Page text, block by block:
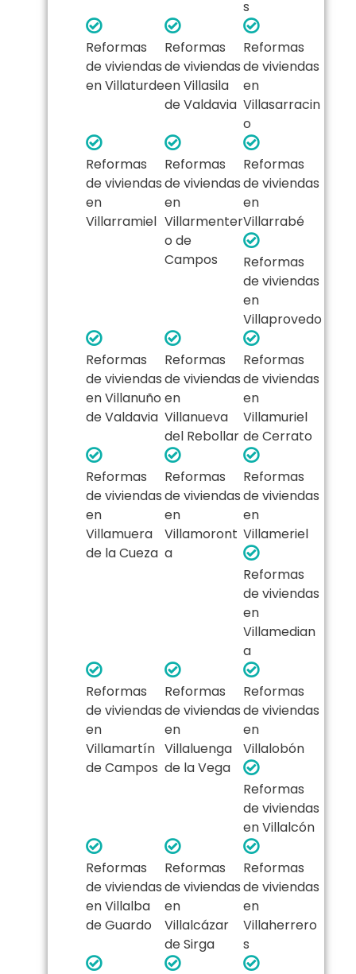
s
Reformas
de viviendas
en Villaturde
Reformas
de viviendas
en Villasila
de Valdavia
Reformas
de viviendas
en
Villasarracin
o
Reformas
de viviendas
en
Villarramiel
Reformas
de viviendas
en
Villarmenter
o de
Campos
Reformas
de viviendas
en
Villarrabé
Reformas
de viviendas
en
Villaprovedo
Reformas
de viviendas
en Villanuño
de Valdavia
Reformas
de viviendas
en
Villanueva
del Rebollar
Reformas
de viviendas
en
Villamuriel
de Cerrato
Reformas
de viviendas
en
Villamuera
de la Cueza
Reformas
de viviendas
en
Villamoront
a
Reformas
de viviendas
en
Villameriel
Reformas
de viviendas
en
Villamedian
a
Reformas
de viviendas
en
Villamartín
de Campos
Reformas
de viviendas
en
Villaluenga
de la Vega
Reformas
de viviendas
en
Villalobón
Reformas
de viviendas
en Villalcón
Reformas
de viviendas
en Villalba
de Guardo
Reformas
de viviendas
en
Villalcázar
de Sirga
Reformas
de viviendas
en
Villaherrero
s